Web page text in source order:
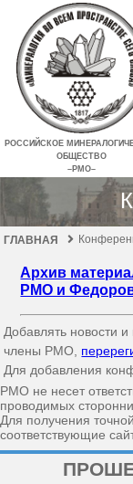
РОССИЙСКОЕ
ОБЩЕСТВО
–РМО–
ГЛАВНАЯ
Архив
РМО и
Добавлять новости
члены РМО,
Для добавления
РМО не несет
проводимых
Для получения
соответствующие